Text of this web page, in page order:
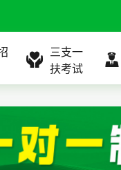
程 事业单位课程
三支一
扶考试
全国
考试公告
告 全国
考试公告